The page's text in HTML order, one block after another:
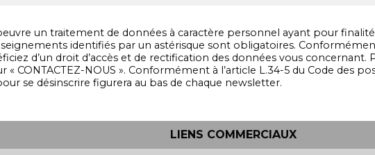
un traitement de données à caractère personnel ayant pour finalité
identifiés par un astérisque sont obligatoires.
d’un droit d’accès et de rectification des données vous
« CONTACTEZ-NOUS ». Conformément à l’article L.34-5 du Code des
se désinscrire figurera au bas de chaque newsletter.
LIENS COMMERCIAUX